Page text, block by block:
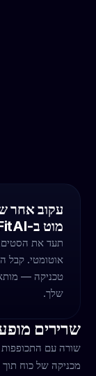
עקוב אחר
מוט ב-FitAI
תעד את
אוטומטי. קבל
טכניקה —
שלך.
שרירים
שורה עם
מכניקה של כוח